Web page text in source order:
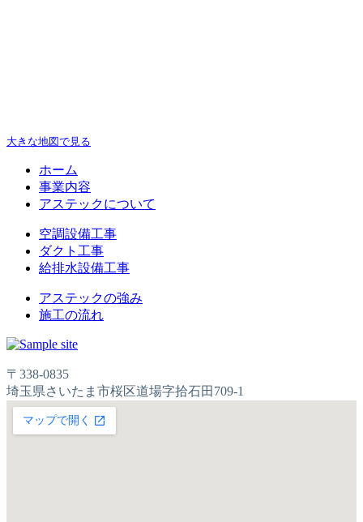
大きな地図で見る
ホーム
事業内容
アステックについて
空調設備工事
ダクト工事
給排水設備工事
アステックの強み
施工の流れ
〒338-0835
埼玉県さいたま市桜区道場字拾石田709-1